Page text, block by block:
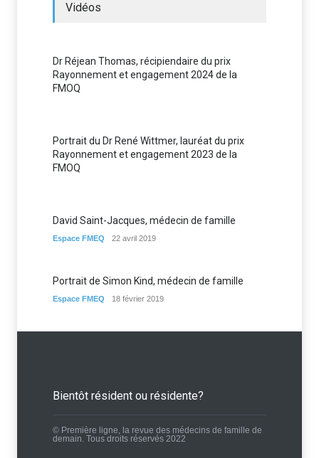
Vidéos
Dr Réjean Thomas, récipiendaire du prix
Rayonnement et engagement 2024 de la
FMOQ
Portrait du Dr René Wittmer, lauréat du prix
Rayonnement et engagement 2023 de la
FMOQ
David Saint-Jacques, médecin de famille
Espace FMEQ 22 avril 2019
Portrait de Simon Kind, médecin de famille
Espace FMEQ 18 février 2019
Bientôt résident ou résidente?
© Première ligne, la revue des médecins de famille de
demain. Tous droits réservés 2022